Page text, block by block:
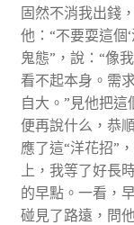
固然不消我出錢
他：“不要耍這個
鬼態”，說：“像
看不起本身。需
自大。”見他把
便再說什么，恭
應了這“洋花招”
上，我等了好長
的早點。一看，
碰見了路遠，問